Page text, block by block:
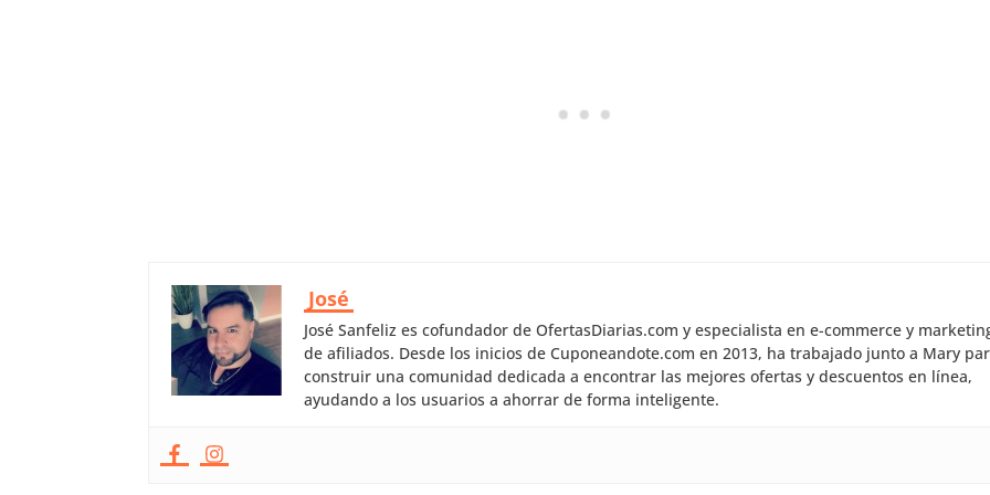
José
José Sanfeliz es cofundador de OfertasDiarias.com y especialista en e-commerce y
de afiliados. Desde los inicios de Cuponeandote.com en 2013, ha trabajado junto a Mary
construir una comunidad dedicada a encontrar las mejores ofertas y descuentos en línea,
ayudando a los usuarios a ahorrar de forma inteligente.